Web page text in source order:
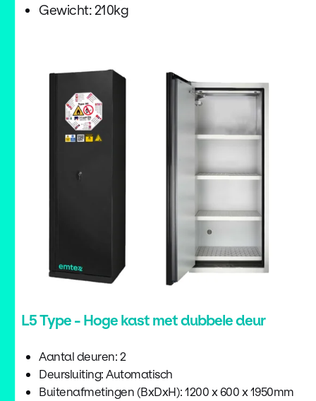
Gewicht: 210kg
L5 Type - Hoge kast met dubbele deur
Aantal deuren: 2
Deursluiting: Automatisch
Buitenafmetingen (BxDxH): 1200 x 600 x 1950mm